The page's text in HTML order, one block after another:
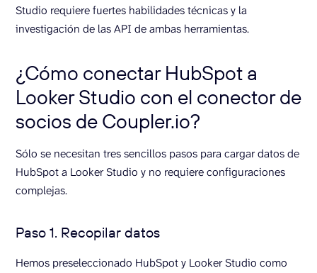
Studio requiere fuertes habilidades técnicas y la
investigación de las API de ambas herramientas.
¿Cómo conectar HubSpot a
Looker Studio con el conector de
socios de Coupler.io?
Sólo se necesitan tres sencillos pasos para cargar datos de
HubSpot a Looker Studio y no requiere configuraciones
complejas.
Paso 1. Recopilar datos
Hemos preseleccionado HubSpot y Looker Studio como